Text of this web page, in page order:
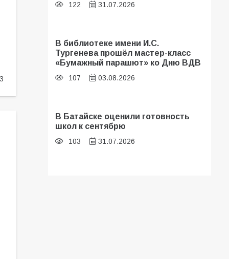
122 31.07.2026
В библиотеке имени И.С.
Тургенева прошёл мастер-класс
«Бумажный парашют» ко Дню ВДВ
107 03.08.2026
В Батайске оценили готовность
школ к сентябрю
103 31.07.2026